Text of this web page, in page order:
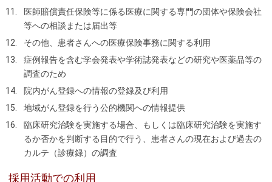
医師賠償責任保険等に係る医療に関する専門の団体や保険会社
等への相談または届出等
その他、患者さんへの医療保険事務に関する利用
症例報告を含む学会発表や学術誌発表などの研究や医薬品等の
調査のため
院内がん登録への情報の登録及び利用
地域がん登録を行う公的機関への情報提供
臨床研究治験を実施する場合、もしくは臨床研究治験を実施す
るか否かを判断する目的で行う、患者さんの現在および過去の
カルテ（診療録）の調査
採用活動での利用